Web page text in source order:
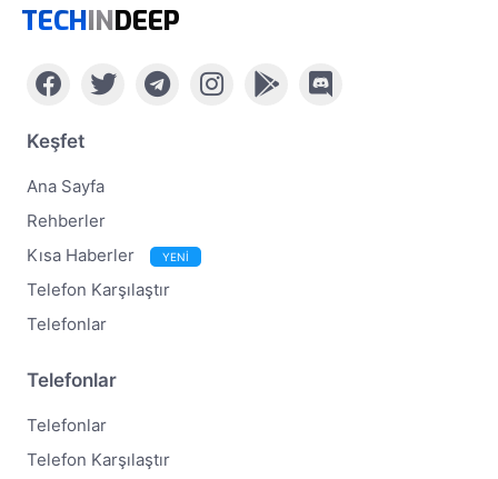
TECHINDEEP
Keşfet
Ana Sayfa
Rehberler
Kısa Haberler
YENİ
Telefon Karşılaştır
Telefonlar
Telefonlar
Telefonlar
Telefon Karşılaştır